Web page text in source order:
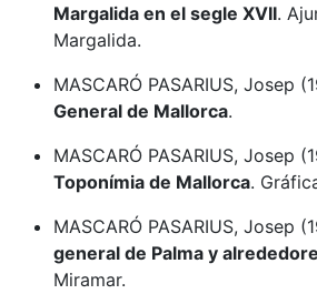
Margalida en el segle XVII.
Margalida.
MASCARÓ PASARIUS, Josep
General de Mallorca.
MASCARÓ PASARIUS, Josep
Toponímia de Mallorca.
MASCARÓ PASARIUS, Josep
general de Palma y
Miramar.